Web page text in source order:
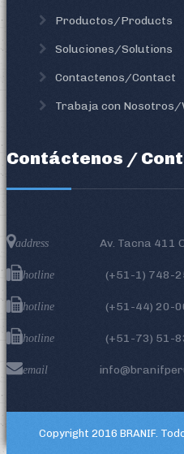
Productos/Products
Soluciones/Solutions
Contactenos/Contact
Trabaja con Nosotros/
Contáctenos /
address Av. Tacna 411
hotline (+51-1) 748-
hotline (+51-44) 20-
hotline (+51-73) 51-
email
Copyright 2016 BRANIF.